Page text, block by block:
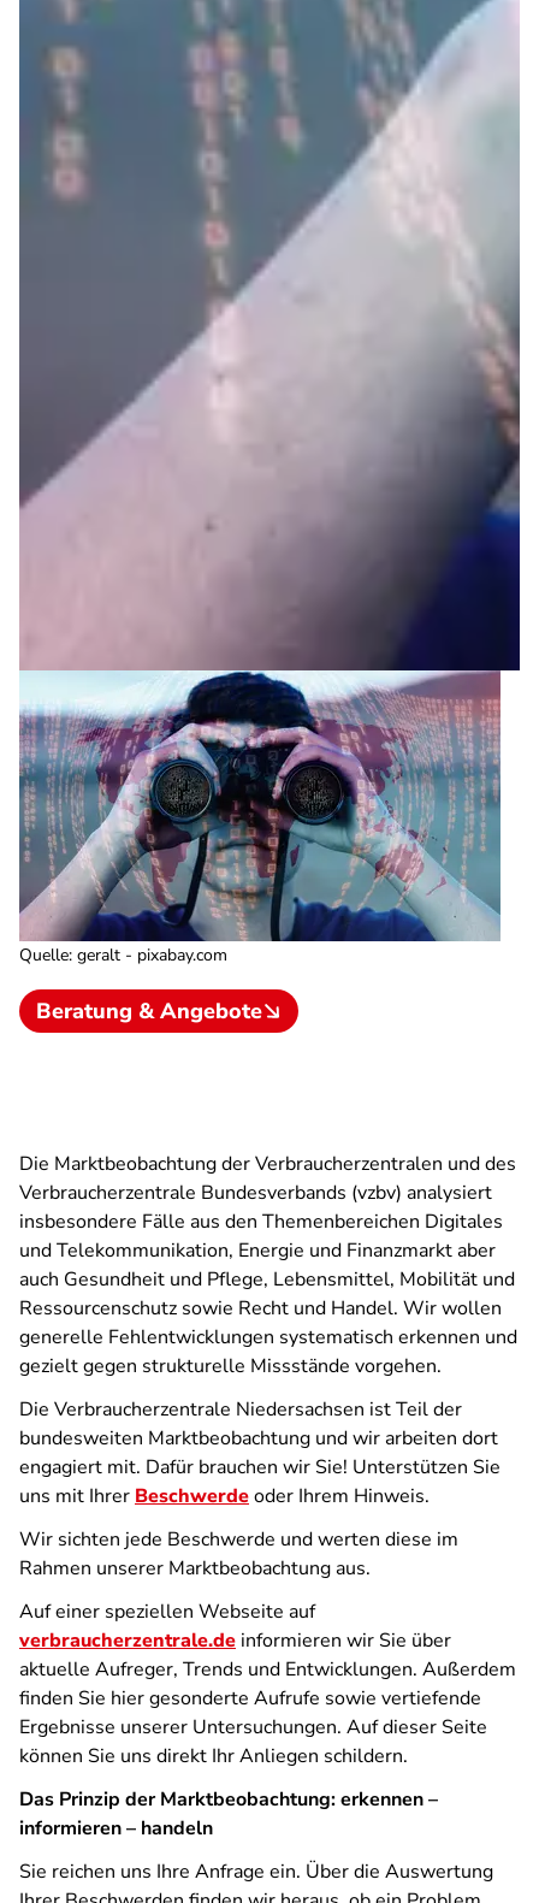
Quelle: geralt - pixabay.com
Beratung & Angebote
Die Marktbeobachtung der Verbraucherzentralen und des
Verbraucherzentrale Bundesverbands (vzbv) analysiert
insbesondere Fälle aus den Themenbereichen Digitales
und Telekommunikation, Energie und Finanzmarkt aber
auch Gesundheit und Pflege, Lebensmittel, Mobilität und
Ressourcenschutz sowie Recht und Handel. Wir wollen
generelle Fehlentwicklungen systematisch erkennen und
gezielt gegen strukturelle Missstände vorgehen.
Die Verbraucherzentrale Niedersachsen ist Teil der
bundesweiten Marktbeobachtung und wir arbeiten dort
engagiert mit. Dafür brauchen wir Sie! Unterstützen Sie
uns mit Ihrer Beschwerdeoder Ihrem Hinweis.
Wir sichten jede Beschwerde und werten diese im
Rahmen unserer Marktbeobachtung aus.
Auf einer speziellen Webseite auf
verbraucherzentrale.de informieren wir Sie über
aktuelle Aufreger, Trends und Entwicklungen. Außerdem
finden Sie hier gesonderte Aufrufe sowie vertiefende
Ergebnisse unserer Untersuchungen. Auf dieser Seite
können Sie uns direkt Ihr Anliegen schildern.
Das Prinzip der Marktbeobachtung: erkennen –
informieren – handeln
Sie reichen uns Ihre Anfrage ein. Über die Auswertung